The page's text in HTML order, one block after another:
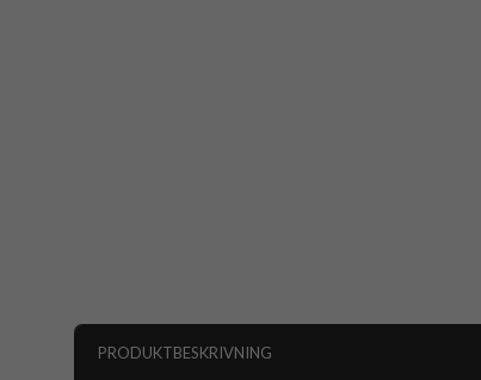
PRODUKTBESKRIVNING